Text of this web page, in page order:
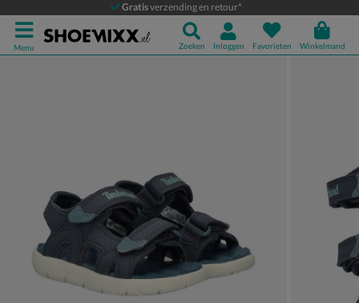
Gratisverzending en retour*
Menu Zoeken Inloggen Favorieten Winkelmand
Timberland Perkins Row
Sandalen